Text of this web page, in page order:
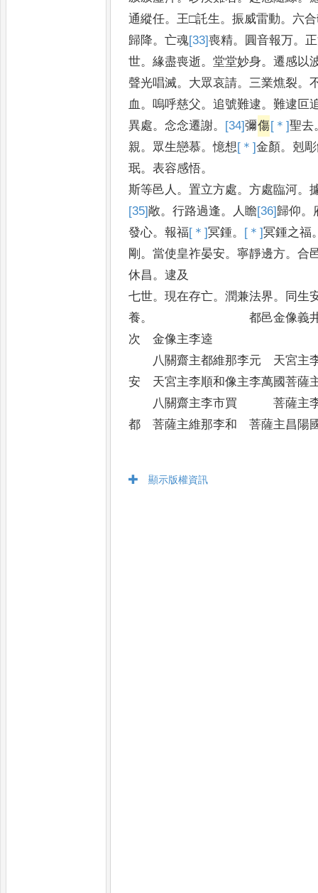
通縱任。王□託生。振威雷動。 六
歸降。亡魂[33]喪精。 圓音報万。
世。緣盡喪逝。堂堂妙身。遷感以
聲光唱滅。 大眾哀請。三業燋裂。
血 。嗚呼慈父。追號難逮。難逮叵
異處。念念遷謝。 [34]彌傷[＊]聖去
親。 眾生戀慕。憶想[＊]金顏。 剋
珉。表容感悟。
斯等邑人 。置立方處。方處臨河。
[35]敞。行路過逢。 人瞻[36] 歸仰。
發心。報福[＊]冥鍾。 [＊]冥鍾之福
剛 。當使皇祚晏安。寧靜邊方。合
休昌。逮及
七世。現在存亡。潤兼法界。
同生
養。
都邑金像義井主
次 金像主李逵
八關齋主都維那李元 天宮主
安 天宮主李順和像主李萬國菩薩
八關齋主李市買 菩薩主
都 菩薩主維那李和 菩薩主昌陽
顯示版權資訊